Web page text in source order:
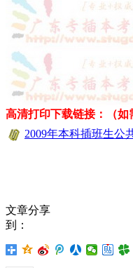
高清打印下载链接：（
2009年本科插班生公
文章分享
到：